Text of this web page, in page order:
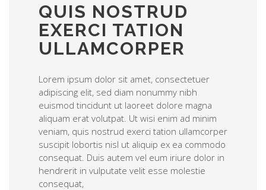
QUIS NOSTRUD
EXERCI TATION
ULLAMCORPER
Lorem ipsum dolor sit amet, consectetuer
adipiscing elit, sed diam nonummy nibh
euismod tincidunt ut laoreet dolore magna
aliquam erat volutpat. Ut wisi enim ad minim
veniam, quis nostrud exerci tation ullamcorper
suscipit lobortis nisl ut aliquip ex ea commodo
consequat. Duis autem vel eum iriure dolor in
hendrerit in vulputate velit esse molestie
consequat,